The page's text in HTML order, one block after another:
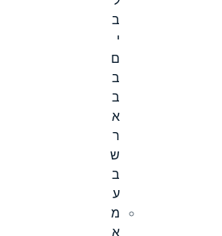
ב
י
ם
ב
ב
א
ר
ש
ב
ע
מ